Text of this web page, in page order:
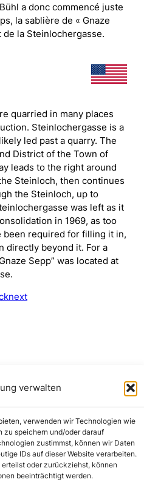
verwalten
verwenden wir Technologien wie
zu speichern und/oder darauf
zustimmst, können wir Daten
IDs auf dieser Website verarbeiten.
oder zurückziehst, können
beeinträchtigt werden.
a donc commencé juste
la sablière de « Gnaze
de la Steinlochergasse.
quarried in many places
Steinlochergasse is a
led past a quarry. The
District of the Town of
leads to the right around
Steinloch, then continues
the Steinloch, up to
was left as it
in 1969, as too
been required for filling it in,
directly beyond it. For a
Sepp” was located at
next
Instagram